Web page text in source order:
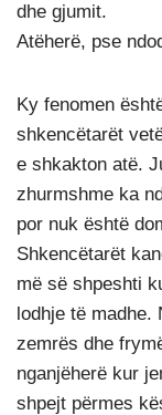
dhe gjumit.
Atëherë, pse
Ky fenomen
shkencëtarët
e shkakton atë.
zhurmshme ka
por nuk është
Shkencëtarët
më së shpeshti
lodhje të
zemrës dhe
nganjëherë kur
shpejt përmes